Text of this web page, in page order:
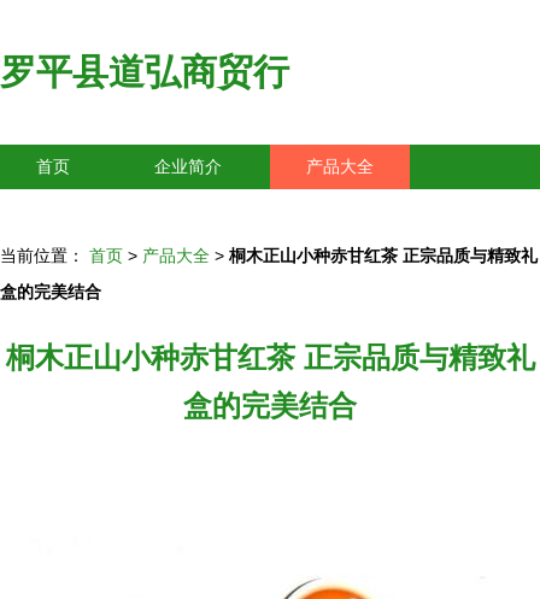
罗平县道弘商贸行
首页 企业简介 产品大全
当前位置： 首页 > 产品大全 > 桐木正山小种赤甘红茶 正宗品质与精致礼
盒的完美结合
桐木正山小种赤甘红茶 正宗品质与精致礼
盒的完美结合